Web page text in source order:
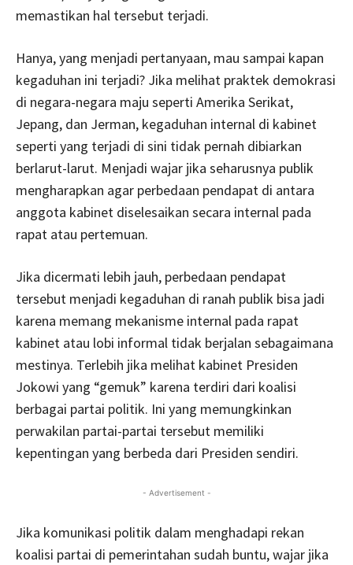
memastikan hal tersebut terjadi.
Hanya, yang menjadi pertanyaan, mau sampai kapan
kegaduhan ini terjadi? Jika melihat praktek demokrasi
di negara-negara maju seperti Amerika Serikat,
Jepang, dan Jerman, kegaduhan internal di kabinet
seperti yang terjadi di sini tidak pernah dibiarkan
berlarut-larut. Menjadi wajar jika seharusnya publik
mengharapkan agar perbedaan pendapat di antara
anggota kabinet diselesaikan secara internal pada
rapat atau pertemuan.
Jika dicermati lebih jauh, perbedaan pendapat
tersebut menjadi kegaduhan di ranah publik bisa jadi
karena memang mekanisme internal pada rapat
kabinet atau lobi informal tidak berjalan sebagaimana
mestinya. Terlebih jika melihat kabinet Presiden
Jokowi yang “gemuk” karena terdiri dari koalisi
berbagai partai politik. Ini yang memungkinkan
perwakilan partai-partai tersebut memiliki
kepentingan yang berbeda dari Presiden sendiri.
- Advertisement -
Jika komunikasi politik dalam menghadapi rekan
koalisi partai di pemerintahan sudah buntu, wajar jika